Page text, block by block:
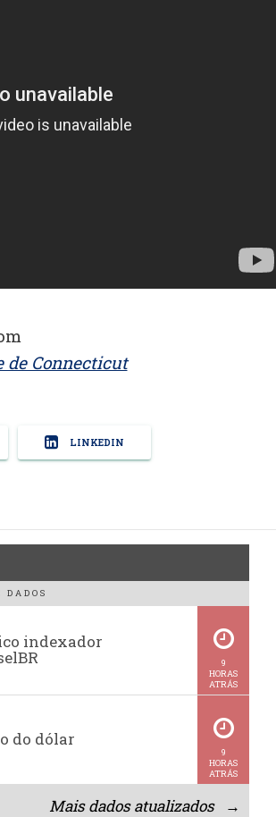
de Connecticut
LINKEDIN
indexador
9
HORAS
ATRÁS
do dólar
9
HORAS
ATRÁS
Mais dados atualizados →